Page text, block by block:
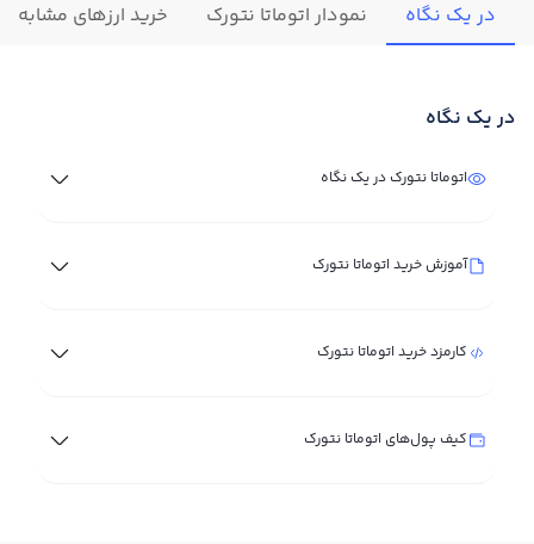
در یک نگاه نمودار اتوماتا نتورک خرید ارزهای مشابه
در یک نگاه
اتوماتا نتورک در یک نگاه
آموزش خرید اتوماتا نتورک
کارمزد خرید اتوماتا نتورک
کیف پول‌های اتوماتا نتورک